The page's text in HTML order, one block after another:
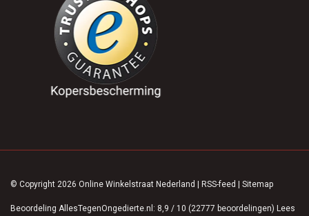
© Copyright 2026 Online Winkelstraat Nederland | RSS-feed | Sitemap
Beoordeling AllesTegenOngedierte.nl : 8,9 / 10 (22777 beoordelingen) Lees